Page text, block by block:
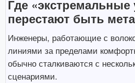
Где «экстремальные
перестают быть
Инженеры, работающие с
линиями за пределами
обычно сталкиваются с
сценариями.